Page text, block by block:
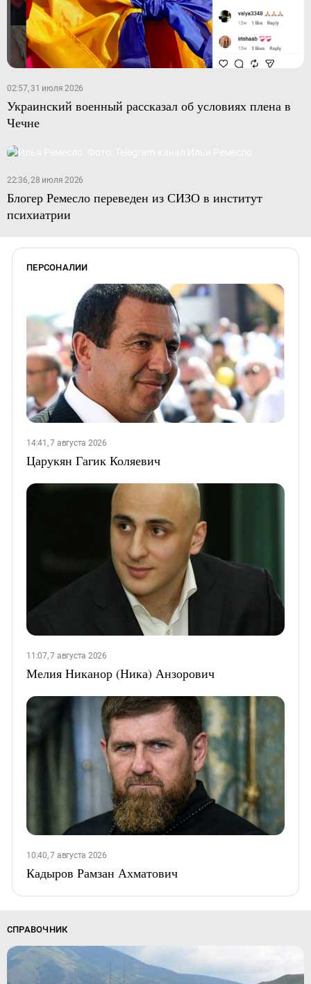
02:57, 31 июля 2026
Украинский военный рассказал об условиях плена в
Чечне
22:36, 28 июля 2026
Блогер Ремесло переведен из СИЗО в институт
психиатрии
ПЕРСОНАЛИИ
14:41, 7 августа 2026
Царукян Гагик Коляевич
11:07, 7 августа 2026
Мелия Никанор (Ника) Анзорович
10:40, 7 августа 2026
Кадыров Рамзан Ахматович
СПРАВОЧНИК